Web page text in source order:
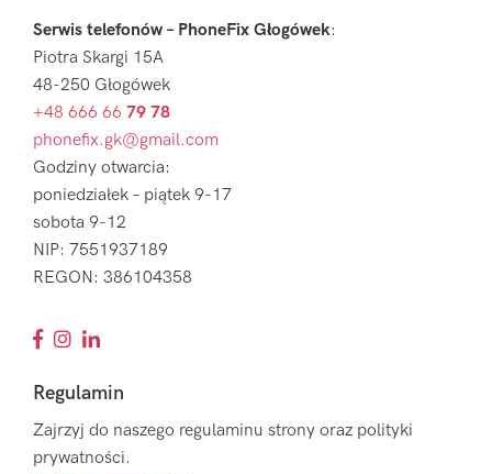
Serwis telefonów – PhoneFix Głogówek:
Piotra Skargi 15A
48-250 Głogówek
+48 666 66 79 78
phonefix.gk@gmail.com
Godziny otwarcia:
poniedziałek – piątek 9-17
sobota 9-12
NIP: 7551937189
REGON: 386104358
Regulamin
Zajrzyj do naszego regulaminu strony oraz polityki
prywatności.